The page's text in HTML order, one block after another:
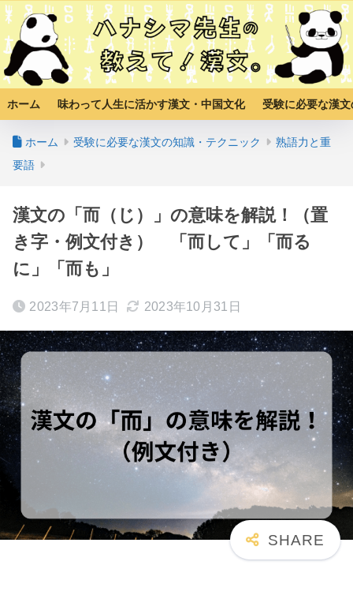
ホーム 味わって人生に活かす漢文・中国文化 受験に必要な漢
ホーム 受験に必要な漢文の知識・テクニック
熟語力と重
要語
漢文の「而（じ）」の意味を解説！（置
き字・例文付き） 「而して」「而る
に」「而も」
2023年7月11日 2023年10月31日